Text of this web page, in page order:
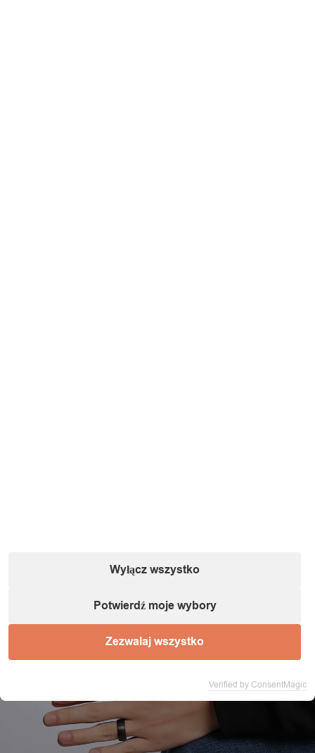
Wyłącz wszystko
Potwierdź moje wybory
Zezwalaj wszystko
Verified by ConsentMagic